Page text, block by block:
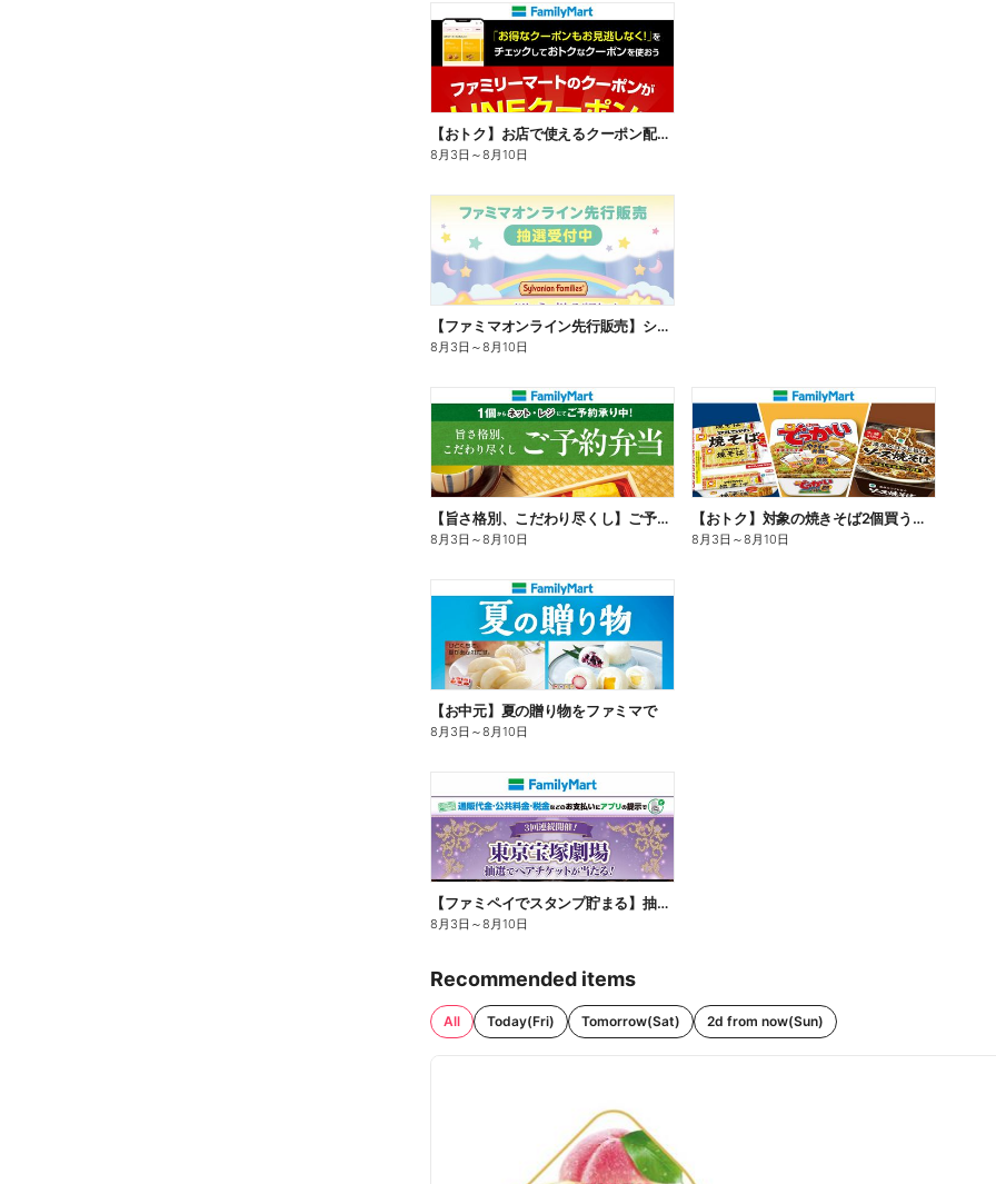
【おトク】お店で使えるクーポン配信中
8月3日 ～8月10日
【ファミマオンライン先行販売】シルバニアファミリー
8月3日 ～8月10日
【旨さ格別、こだわり尽くし】ご予約弁当
8月3日 ～8月10日
【おトク】対象の焼きそば2個買うと100円引き!
8月3日 ～8月10日
【お中元】夏の贈り物をファミマで
8月3日 ～8月10日
【ファミペイでスタンプ貯まる】抽選でペアチケットが当たる!
8月3日 ～8月10日
Recommended items
All Today(Fri) Tomorrow(Sat) 2d from now(Sun)